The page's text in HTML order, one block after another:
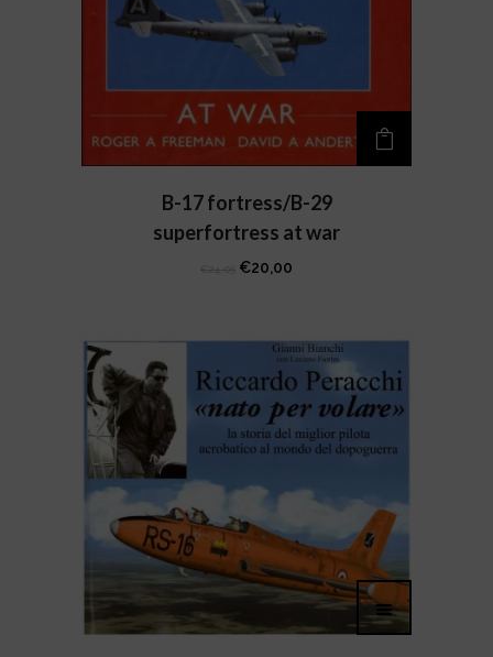
B-17 fortress/B-29
superfortress at war
€ 24,05
Il
€24,05.
€20,00
è:
€20,00.